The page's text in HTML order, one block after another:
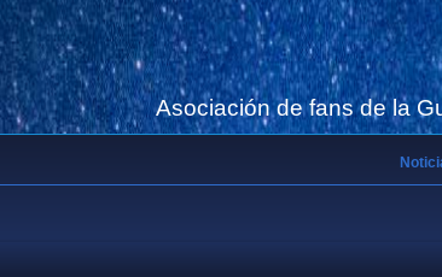
Asociación de fans de la